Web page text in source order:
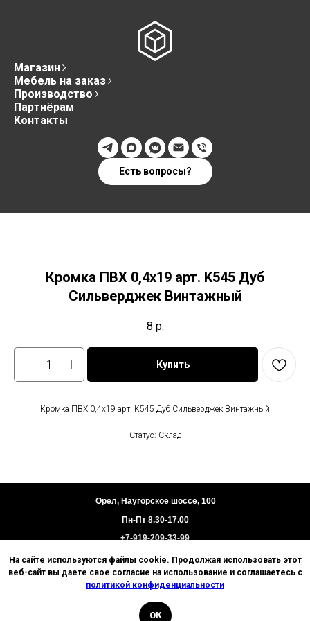
Магазин
Мебель на заказ
Производство
Партнёрам
Контакты
Есть вопросы?
Кромка ПВХ 0,4х19 арт. K545 Дуб
Сильверджек Винтажный
8 р.
Купить
Кромка ПВХ 0,4х19 арт. K545 Дуб Сильверджек Винтажный
Статус: Склад
На сайте используются файлы cookie. Продолжая использовать этот
веб-сайт вы даете свое согласие на использование и соглашаетесь с
политикой конфиденциальности
ОК
Политика конфиденциальности
Пользовательское соглашение
Орёл, Наугорское шоссе, 100
Пн-Пт 8.30-17.00
+7-919-209-33-99